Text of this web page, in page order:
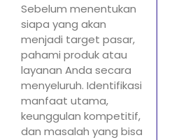
Sebelum menentukan
siapa yang akan
menjadi target pasar,
pahami produk atau
layanan Anda secara
menyeluruh. Identifikasi
manfaat utama,
keunggulan kompetitif,
dan masalah yang bisa